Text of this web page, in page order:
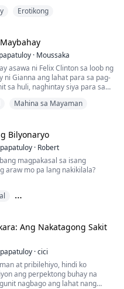
Erotikong
· Moussaka
asawa ni Felix Clinton sa loob ng
ni Gianna ang lahat para sa pag-
sa huli, naghintay siya para sa
na nasaktan si Gianna at
kump...
Mahina sa Mayaman
Bilyonaryo
· Robert
magpakasal sa isang
araw mo pa lang nakikilala?
pala ay isang nakatagong
ko na ang kaligayahan
Ang Nakatagong Sakit
·cici
at pribilehiyo, hindi ko
ang perpektong buhay na
nagbago ang lahat nang